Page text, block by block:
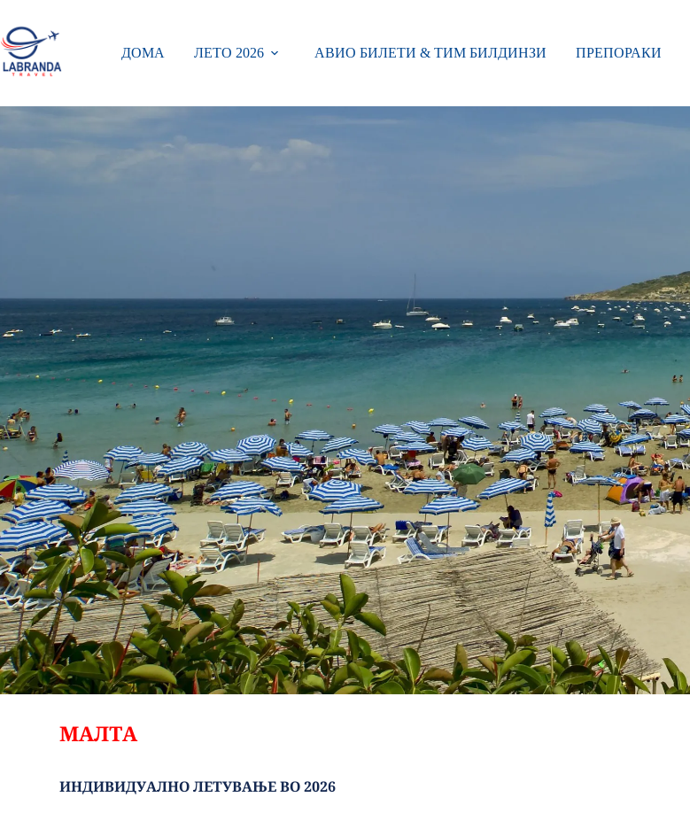
content
ДОМА
ЛЕТО 2026 АВИО БИЛЕТИ & ТИМ БИЛДИНЗИ ПРЕПОРАКИ
МАЛТА
ИНДИВИДУАЛНО ЛЕТУВАЊЕ ВО 2026